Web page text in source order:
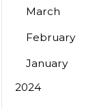
March
February
January
2024